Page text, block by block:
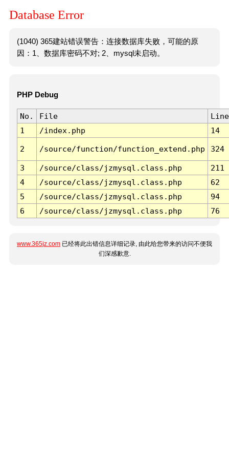
Database Error
(1040) 365建站错误警告：连接数据库失败，可能的原
因：1、数据库密码不对; 2、mysql未启动。
PHP Debug
No. File
Line
1
/index.php 14
2 /source/function/function_extend.php 324
3 /source/class/jzmysql.class.php
211
4
/source/class/jzmysql.class.php
62
5
/source/class/jzmysql.class.php
94
6
/source/class/jzmysql.class.php 76
www.365jz.com 已经将此出错信息详细记录, 由此给您带来的访问不便我
们深感歉意.